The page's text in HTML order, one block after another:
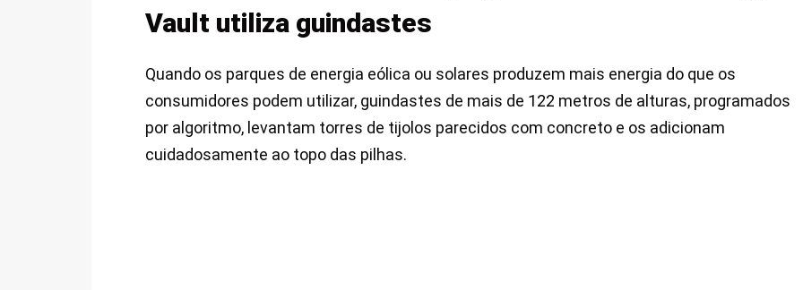
Vault utiliza guindastes
Quando os parques de energia eólica ou solares produzem mais energia do que os
consumidores podem utilizar, guindastes de mais de 122 metros de alturas, programados
por algoritmo, levantam torres de tijolos parecidos com concreto e os adicionam
cuidadosamente ao topo das pilhas.